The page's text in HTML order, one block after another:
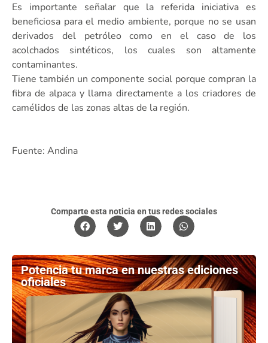
Es importante señalar que la referida iniciativa es
beneficiosa para el medio ambiente, porque no se usan
derivados del petróleo como en el caso de los
acolchados sintéticos, los cuales son altamente
contaminantes.
Tiene también un componente social porque compran la
fibra de alpaca y llama directamente a los criadores de
camélidos de las zonas altas de la región.
Fuente: Andina
Comparte esta noticia en tus redes sociales
Potencia tu marca en nuestras ediciones
oficiales